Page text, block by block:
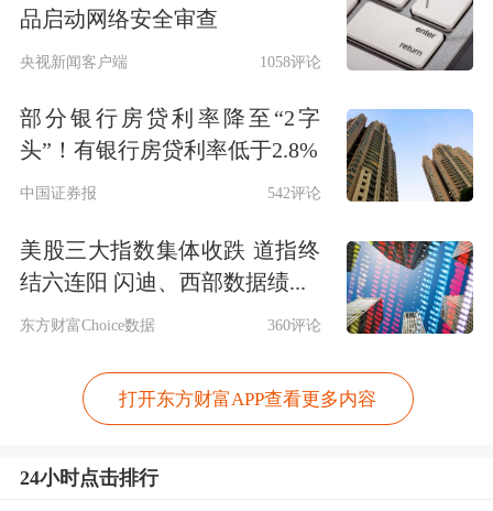
基础理论与技术持续研究，形成一批基
动通信发展长期演进做好技术储备。
结合6G标准和产业发展节奏，加强6G
基站、核心网、承载网、专用仪器仪表
等通信设备产业研发，提升产品性能和
安全保障水平，支撑6G商用部署。优
化关联产业研发布局，加强新型终端、
芯片器件、操作系统、商业航天等6G
关联产业培育，打造地方6G特色产业
品启动网络安全审查
央视新闻客户端 1058评论
部分银行房贷利率降至“2字
头”！有银行房贷利率低于2.8%
中国证券报 542评论
美股三大指数集体收跌 道指终
结六连阳 闪迪、西部数据绩...
东方财富Choice数据 360评论
打开东方财富APP查看更多内容
24小时点击排行